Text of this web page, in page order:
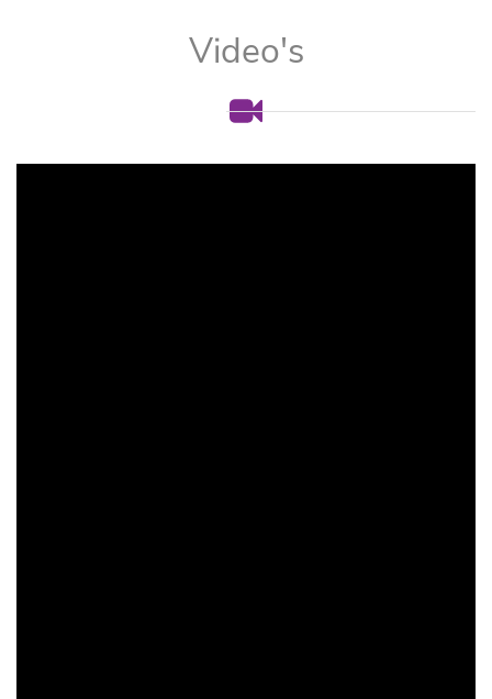
Video's